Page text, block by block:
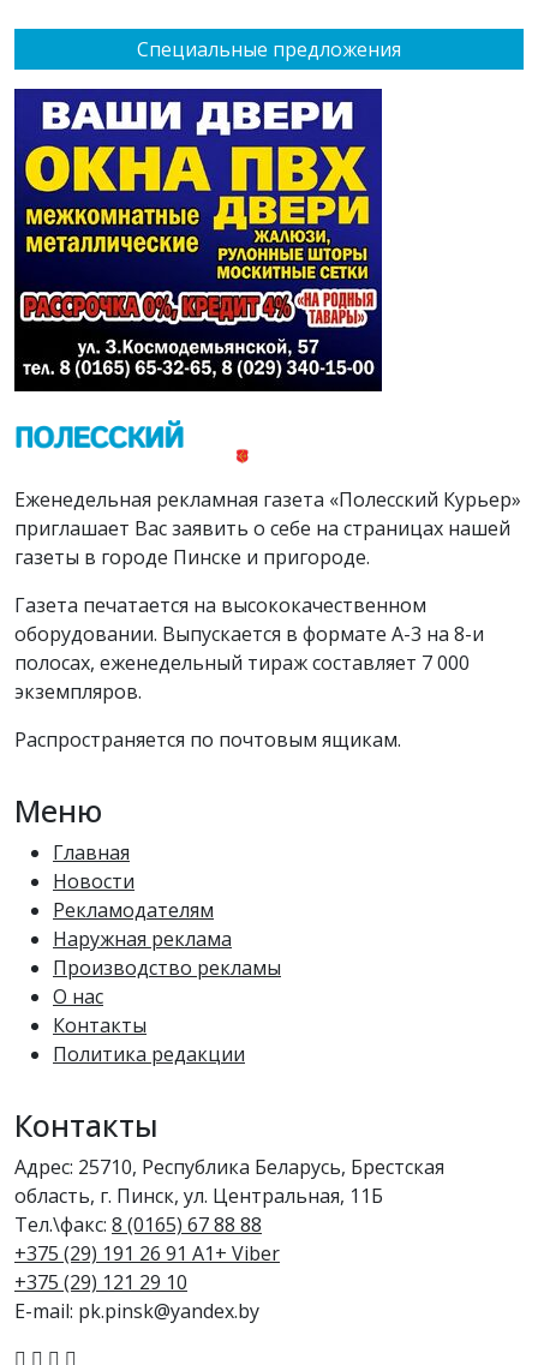
Специальные предложения
Еженедельная рекламная газета «Полесский Курьер»
приглашает Вас заявить о себе на страницах нашей
газеты в городе Пинске и пригороде.
Газета печатается на высококачественном
оборудовании. Выпускается в формате А-3 на 8-и
полосах, еженедельный тираж составляет 7 000
экземпляров.
Распространяется по почтовым ящикам.
Меню
Главная
Новости
Рекламодателям
Наружная реклама
Производство рекламы
О нас
Контакты
Политика редакции
Контакты
Адрес: 25710, Республика Беларусь, Брестская
область, г. Пинск, ул. Центральная, 11Б
Тел.\факс: 8 (0165) 67 88 88
+375 (29) 191 26 91 A1+ Viber
+375 (29) 121 29 10
E-mail: pk.pinsk@yandex.by